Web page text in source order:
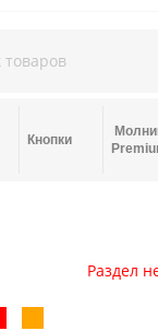
Кнопки
Раздел